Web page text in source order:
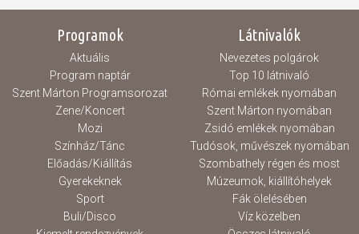
Programok
Aktuális
Program naptár
Szent Márton Programsorozat
Zene/Koncert
Mozi
Színház/Tánc
Előadás/Kiállítás
Gyerekeknek
Sport
Buli/Disco
Látnivalók
Nevezetes polgárok
Top 10 látnivaló
Római emlékek nyomában
Szent Márton nyomában
Zsidó emlékek nyomában
Tudósok, művészek nyomában
Szombathely régen és most
Múzeumok, kiállítóhelyek
Fák ölelésében
Víz közelben